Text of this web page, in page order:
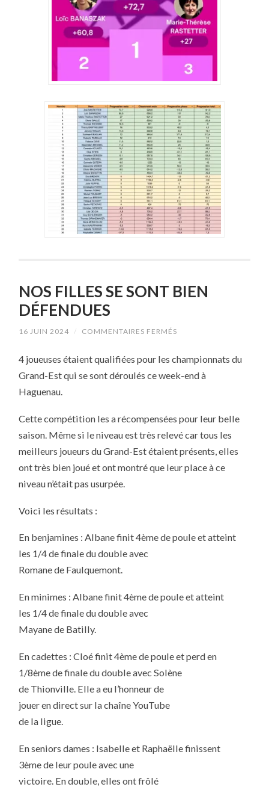
NOS FILLES SE SONT BIEN
DÉFENDUES
16 JUIN 2024 / COMMENTAIRES FERMÉS
SE
SONT
BIEN
4 joueuses étaient qualifiées pour les championnats du
Grand-Est qui se sont déroulés ce week-end à
Haguenau.
Cette compétition les a récompensées pour leur belle
saison. Même si le niveau est très relevé car tous les
meilleurs joueurs du Grand-Est étaient présents, elles
ont très bien joué et ont montré que leur place à ce
niveau n’était pas usurpée.
Voici les résultats :
En benjamines : Albane finit 4ème de poule et atteint
les 1/4 de finale du double avec
Romane de Faulquemont.
En minimes : Albane finit 4ème de poule et atteint
les 1/4 de finale du double avec
Mayane de Batilly.
En cadettes : Cloé finit 4ème de poule et perd en
1/8ème de finale du double avec Solène
de Thionville. Elle a eu l’honneur de
jouer en direct sur la chaîne YouTube
de la ligue.
En seniors dames : Isabelle et Raphaëlle finissent
3ème de leur poule avec une
victoire. En double, elles ont frôlé